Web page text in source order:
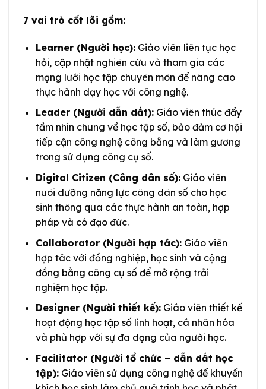
7 vai trò cốt lõi gồm:
Learner (Người học):Giáo viên liên tục học
hỏi, cập nhật nghiên cứu và tham gia các
mạng lưới học tập chuyên môn để nâng cao
thực hành dạy học với công nghệ.
Leader (Người dẫn dắt):Giáo viên thúc đẩy
tầm nhìn chung về học tập số, bảo đảm cơ hội
tiếp cận công nghệ công bằng và làm gương
trong sử dụng công cụ số.
Digital Citizen (Công dân số):Giáo viên
nuôi dưỡng năng lực công dân số cho học
sinh thông qua các thực hành an toàn, hợp
pháp và có đạo đức.
Collaborator (Người hợp tác):Giáo viên
hợp tác với đồng nghiệp, học sinh và cộng
đồng bằng công cụ số để mở rộng trải
nghiệm học tập.
Designer (Người thiết kế):Giáo viên thiết kế
hoạt động học tập số linh hoạt, cá nhân hóa
và phù hợp với sự đa dạng của người học.
Facilitator (Người tổ chức – dẫn dắt học
tập):Giáo viên sử dụng công nghệ để khuyến